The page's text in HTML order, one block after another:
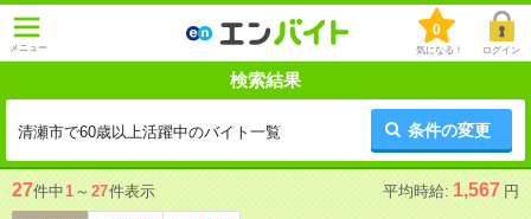
メニュー
0
気になる！ ログイン
検索結果
清瀬市で60歳以上活躍中のバイト一覧 条件の変更
27件中1 ～ 27件表示 平均時給: 1,567 円